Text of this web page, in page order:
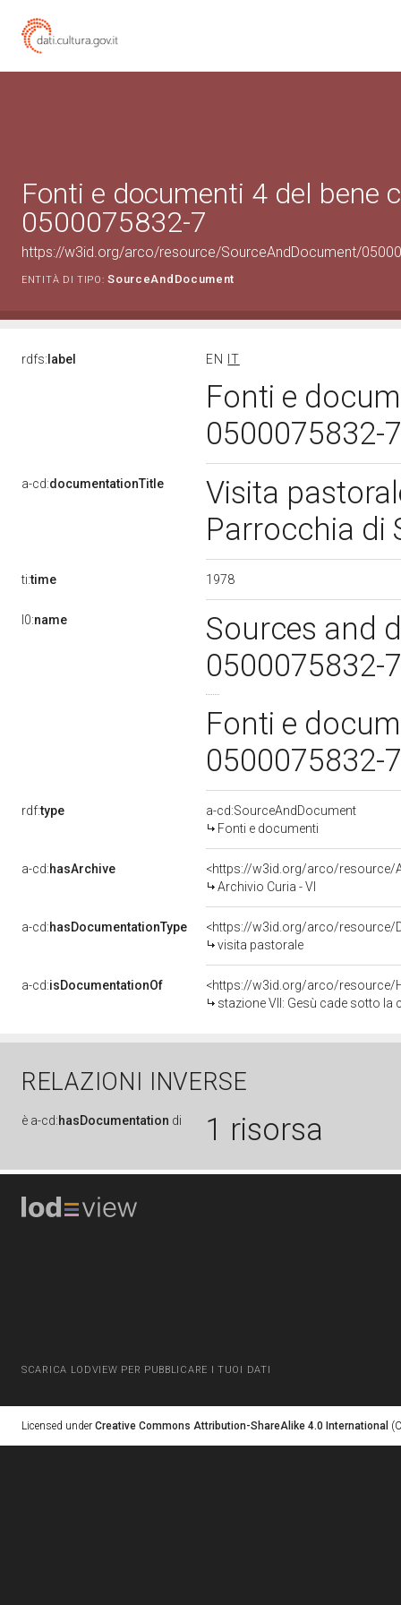
Fonti e documenti 4 del bene
0500075832-7
https://w3id.org/arco/resource/SourceAndDocument/
ENTITÀ DI TIPO: SourceAndDocument
rdfs: label EN IT
Fonti e
0500075832-
a-cd:documentationTitle
Visita
Parrocchia di
ti:time 1978
l0:name
Sources and
Fonti e
rdf:type
a-cd:SourceAndDocument
Fonti e documenti
a-cd:hasArchive
<https://w3id.org/arco/resource/
Archivio Curia - VI
a-cd:hasDocumentationType
<https://w3id.org/arco/resource/
visita pastorale
a-cd:isDocumentationOf
<https://w3id.org/arco/resource/
stazione VII: Gesù cade sotto la
RELAZIONI INVERSE
è a-cd:hasDocumentation di 1 risorsa
SCARICA LODVIEW PER PUBBLICARE I TUOI DATI
Licensed under Creative Commons Attribution-ShareAlike 4.0 International